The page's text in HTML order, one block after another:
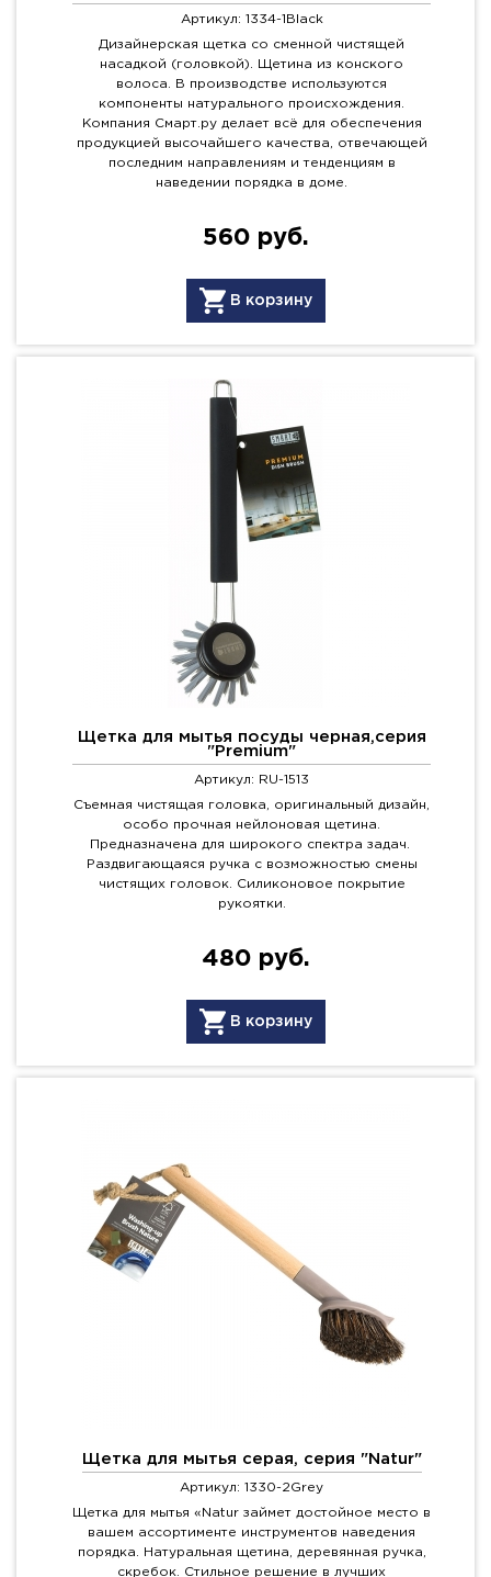
Артикул: 1334-1Black
Дизайнерская щетка со сменной чистящей
насадкой (головкой). Щетина из конского
волоса. В производстве используются
компоненты натурального происхождения.
Компания Смарт.ру делает всё для обеспечения
продукцией высочайшего качества, отвечающей
последним направлениям и тенденциям в
наведении порядка в доме.
560 руб.
В корзину
Щетка для мытья посуды черная,серия
"Premium"
Артикул: RU-1513
Съемная чистящая головка, оригинальный дизайн,
особо прочная нейлоновая щетина.
Предназначена для широкого спектра задач.
Раздвигающаяся ручка с возможностью смены
чистящих головок. Силиконовое покрытие
рукоятки.
480 руб.
В корзину
Щетка для мытья серая, серия "Natur"
Артикул: 1330-2Grey
Щетка для мытья «Natur займет достойное место в
вашем ассортименте инструментов наведения
порядка. Натуральная щетина, деревянная ручка,
скребок. Стильное решение в лучших